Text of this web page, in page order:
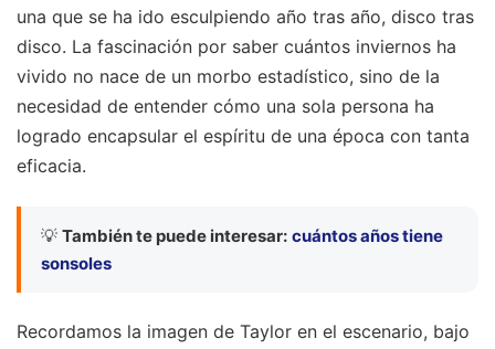
una que se ha ido esculpiendo año tras año, disco tras
disco. La fascinación por saber cuántos inviernos ha
vivido no nace de un morbo estadístico, sino de la
necesidad de entender cómo una sola persona ha
logrado encapsular el espíritu de una época con tanta
eficacia.
💡 También te puede interesar: cuántos años tiene
sonsoles
Recordamos la imagen de Taylor en el escenario, bajo